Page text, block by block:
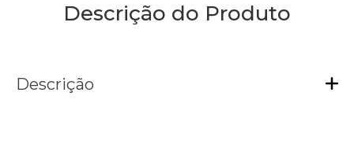
Descrição do Produto
Descrição